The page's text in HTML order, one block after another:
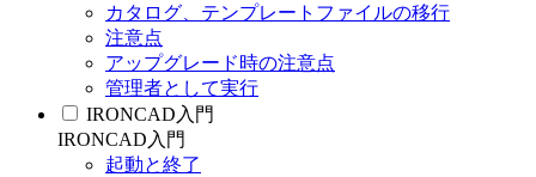
カタログ、テンプレートファイルの移行
注意点
アップグレード時の注意点
管理者として実行
IRONCAD入門
IRONCAD入門
起動と終了